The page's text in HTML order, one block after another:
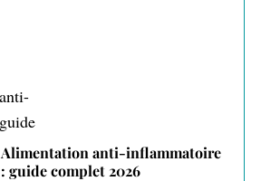
Alimentation anti-inflammatoire
: guide complet 2026